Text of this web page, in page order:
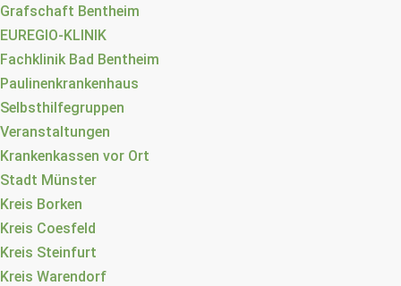
Grafschaft Bentheim
EUREGIO-KLINIK
Fachklinik Bad Bentheim
Paulinenkrankenhaus
Selbsthilfegruppen
Veranstaltungen
Krankenkassen vor Ort
Stadt Münster
Kreis Borken
Kreis Coesfeld
Kreis Steinfurt
Kreis Warendorf